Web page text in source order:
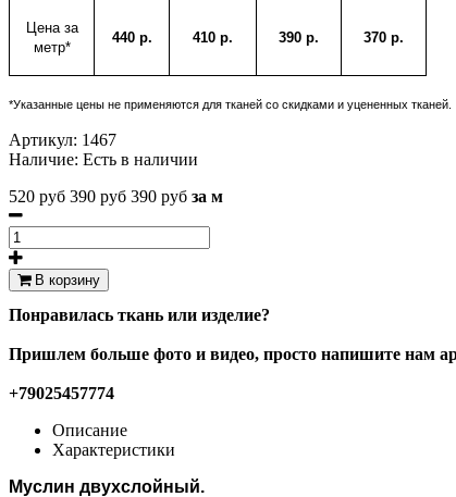
Цена за
метр*
440 р. 410 р. 390 р. 370 р.
*Указанные цены не применяются для тканей со скидками и уцененных тканей.
Артикул: 1467
Наличие: Есть в наличии
520 руб 390 руб 390 руб за м
В корзину
Понравилась ткань или изделие?
Пришлем больше фото и видео, просто напишите нам
+79025457774
Описание
Характеристики
Муслин двухслойный.